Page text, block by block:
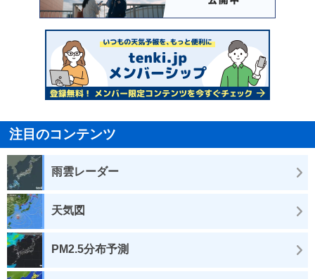
注目のコンテンツ
雨雲レーダー
天気図
PM2.5分布予測